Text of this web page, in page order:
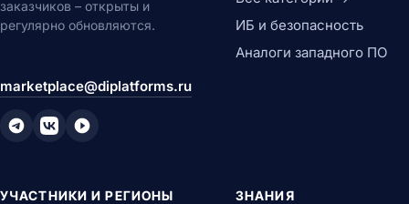
заказчиков – открыты и
регулярно обновляются.
marketplace@diplatforms.ru
ИБ и безопасность
Аналоги западного ПО
УЧАСТНИКИ И РЕГИОНЫ ЗНАНИЯ